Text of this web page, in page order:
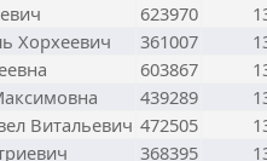
623970
Хорхеевич 361007
603867
439289
Витальевич 472505
368395